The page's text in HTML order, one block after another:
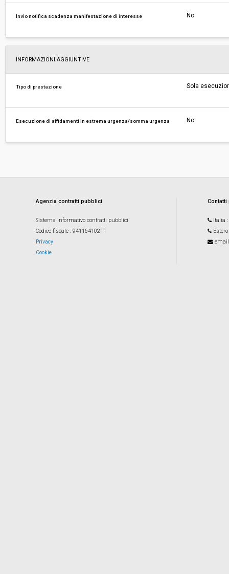
Invio notifica scadenza manifestazione di interesse No
INFORMAZIONI AGGIUNTIVE
Tipo di prestazione Sola
Esecuzione di affidamenti in estrema urgenza/somma urgenza No
Agenzia contratti pubblici
Sistema informativo contratti pubblici
Codice fiscale : 94116410211
Privacy
Cookie
Italia
Estero
email